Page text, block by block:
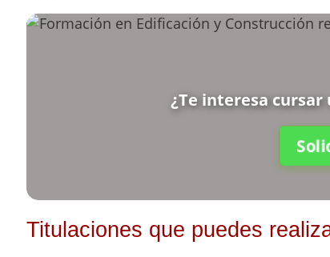
¿Te interesa cursar
Titulaciones que puedes